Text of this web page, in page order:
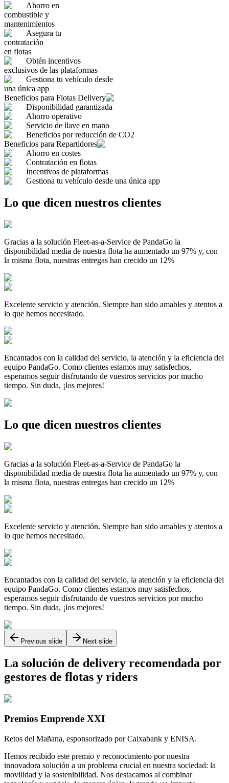
Ahorro en
combustible y
mantenimientos
Asegura tu
contratación
en flotas
Obtén incentivos
exclusivos de las plataformas
Gestiona tu vehículo desde
una única app
Beneficios para Flotas Delivery
Disponibilidad garantizada
Ahorro operativo
Servicio de llave en mano
Beneficios por reducción de CO2
Beneficios para Repartidores
Ahorro en costes
Contratación en flotas
Incentivos de plataformas
Gestiona tu vehículo desde una única app
Lo que dicen nuestros clientes
Gracias a la solución Fleet-as-a-Service de PandaGo la
disponibilidad media de nuestra flota ha aumentado un 97% y, con
la misma flota, nuestras entregas han crecido un 12%
Excelente servicio y atención. Siempre han sido amables y atentos a
lo que hemos necesitado.
Encantados con la calidad del servicio, la atención y la eficiencia del
equipo PandaGo. Como clientes estamos muy satisfechos,
esperamos seguir disfrutando de vuestros servicios por mucho
tiempo. Sin duda, ¡los mejores!
Lo que dicen nuestros clientes
Gracias a la solución Fleet-as-a-Service de PandaGo la
disponibilidad media de nuestra flota ha aumentado un 97% y, con
la misma flota, nuestras entregas han crecido un 12%
Excelente servicio y atención. Siempre han sido amables y atentos a
lo que hemos necesitado.
Encantados con la calidad del servicio, la atención y la eficiencia del
equipo PandaGo. Como clientes estamos muy satisfechos,
esperamos seguir disfrutando de vuestros servicios por mucho
tiempo. Sin duda, ¡los mejores!
Previous slide Next slide
La solución de delivery recomendada por
gestores de flotas y riders
Premios Emprende XXI
Retos del Mañana, esponsorizado por Caixabank y ENISA.
Hemos recibido este premio y reconocimiento por nuestra
innovadora solución a un problema crucial en nuestra sociedad: la
movilidad y la sostenibilidad. Nos destacamos al combinar